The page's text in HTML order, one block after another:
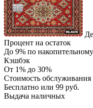
Процент на остаток
До 9% по
Кэшбэк
От 1% до 30%
Стоимость обслуживания
Бесплатно или 99 руб.
Выдача наличных